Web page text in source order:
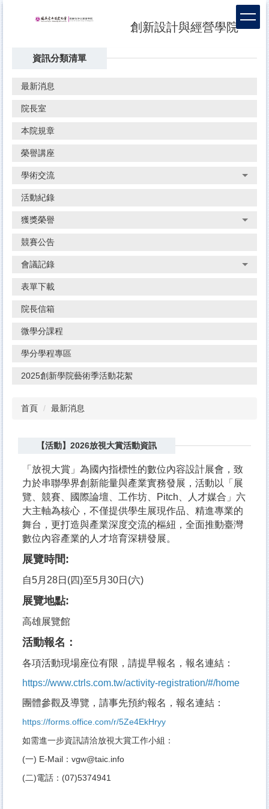
創新設計與經營學院
資訊分類清單
最新消息
院長室
本院規章
榮譽講座
學術交流
活動紀錄
獲獎榮譽
競賽公告
會議記錄
表單下載
院長信箱
微學分課程
學分學程專區
2025創新學院藝術季活動花絮
首頁 最新消息
【活動】2026放視大賞活動資訊
「放視大賞」為國內指標性的數位內容設計展會，致
力於串聯學界創新能量與產業實務發展，活動以「展
覽、競賽、國際論壇、工作坊、Pitch、人才媒合」六
大主軸為核心，不僅提供學生展現作品、精進專業的
舞台，更打造與產業深度交流的樞紐，全面推動臺灣
數位內容產業的人才培育深耕發展。
展覽時間:
自5月28日(四)至5月30日(六)
展覽地點:
高雄展覽館
活動報名：
各項活動現場座位有限，請提早報名，報名連結：
https://www.ctrls.com.tw/activity-registration/#/home
團體參觀及導覽，請事先預約報名，報名連結：
https://forms.office.com/r/5Ze4EkHryy
如需進一步資訊請洽放視大賞工作小組：
(一) E-Mail：vgw@taic.info
(二)電話：(07)5374941